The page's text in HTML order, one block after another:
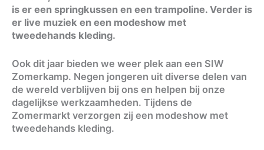
is er een springkussen en een trampoline. Verder is
er live muziek en een modeshow met
tweedehands kleding.
Ook dit jaar bieden we weer plek aan een SIW
Zomerkamp. Negen jongeren uit diverse delen van
de wereld verblijven bij ons en helpen bij onze
dagelijkse werkzaamheden. Tijdens de
Zomermarkt verzorgen zij een modeshow met
tweedehands kleding.